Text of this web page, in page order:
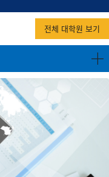
전체 대학원 보기